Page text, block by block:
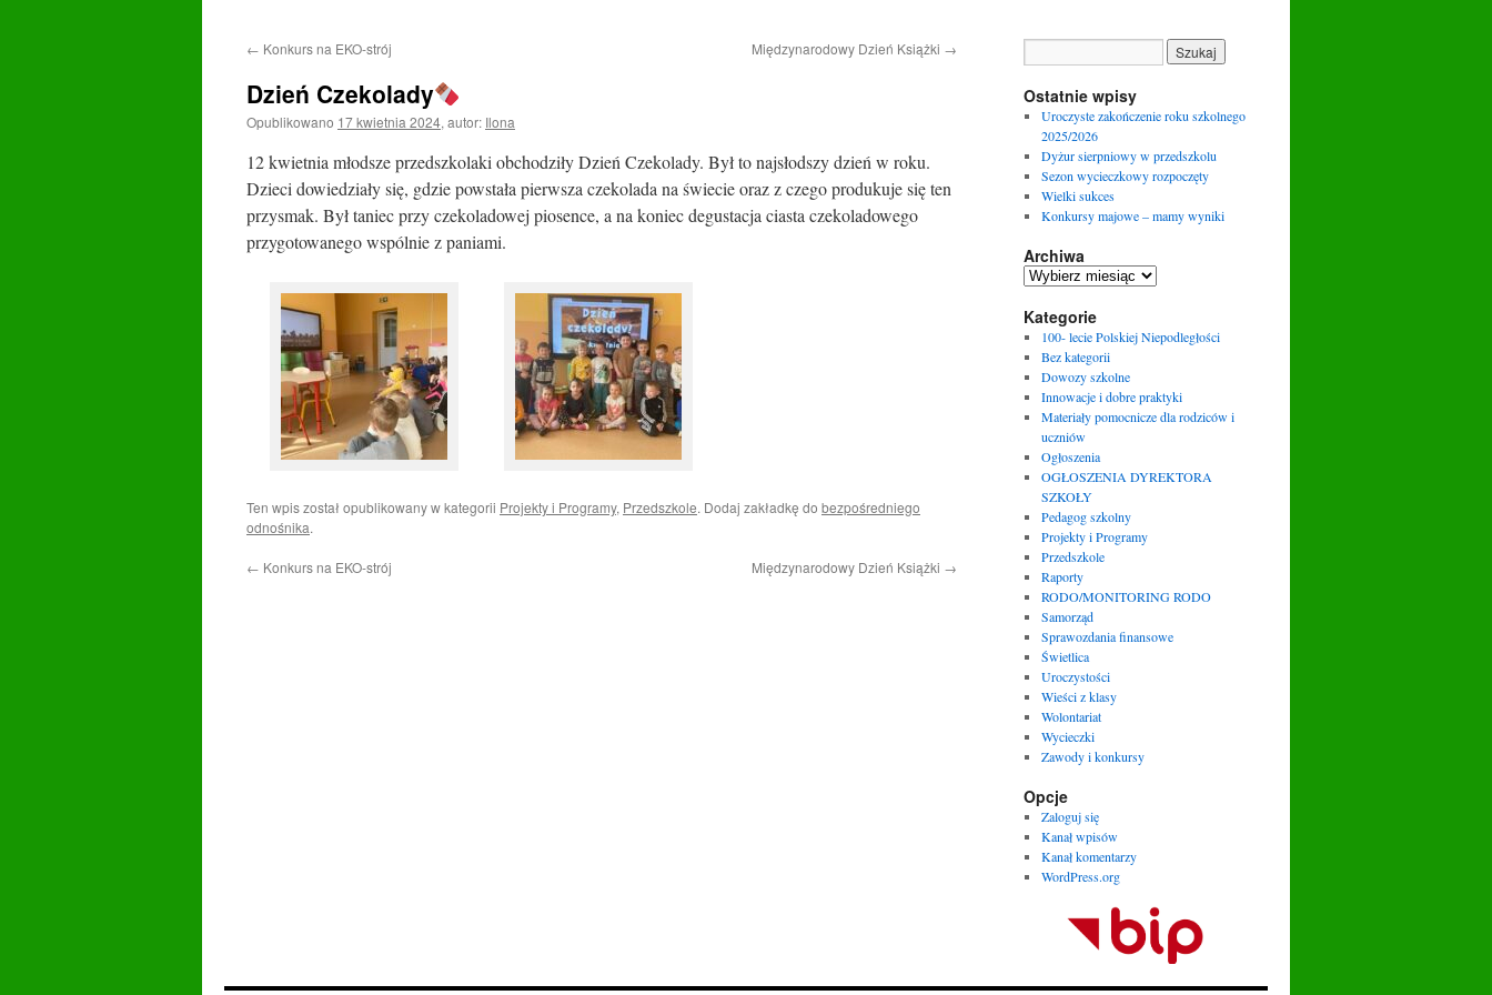
← Konkurs na EKO-strój Międzynarodowy Dzień Książki →
Dzień Czekolady
Opublikowano 17 kwietnia 2024, autor: Ilona
12 kwietnia młodsze przedszkolaki obchodziły Dzień Czekolady. Był to najsłodszy dzień w roku.
Dzieci dowiedziały się, gdzie powstała pierwsza czekolada na świecie oraz z czego produkuje się ten
przysmak. Był taniec przy czekoladowej piosence, a na koniec degustacja ciasta czekoladowego
przygotowanego wspólnie z paniami.
Ten wpis został opublikowany w kategorii Projekty i Programy, Przedszkole. Dodaj zakładkę do bezpośredniego
odnośnika.
← Konkurs na EKO-strój Międzynarodowy Dzień Książki →
Ostatnie wpisy
Uroczyste zakończenie roku szkolnego
2025/2026
Dyżur sierpniowy w przedszkolu
Sezon wycieczkowy rozpoczęty
Wielki sukces
Konkursy majowe – mamy wyniki
Archiwa
Archiwa
Kategorie
100- lecie Polskiej Niepodległości
Bez kategorii
Dowozy szkolne
Innowacje i dobre praktyki
Materiały pomocnicze dla rodziców i
uczniów
Ogłoszenia
OGŁOSZENIA DYREKTORA
SZKOŁY
Pedagog szkolny
Projekty i Programy
Przedszkole
Raporty
RODO/MONITORING RODO
Samorząd
Sprawozdania finansowe
Świetlica
Uroczystości
Wieści z klasy
Wolontariat
Wycieczki
Zawody i konkursy
Opcje
Zaloguj się
Kanał wpisów
Kanał komentarzy
WordPress.org